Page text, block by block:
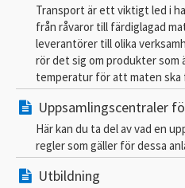
Transport är ett viktigt led i
från råvaror till färdiglagad
leverantörer till olika
rör det sig om produkter som
temperatur för att maten ska
Uppsamlingscentraler
Här kan du ta del av vad en
regler som gäller för dessa
Utbildning